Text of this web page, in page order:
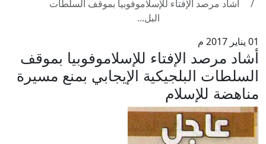
أشاد مرصد الإفتاء للإسلاموفوبيا بموقف السلطات
البل...
01 يناير 2017 م
أشاد مرصد الإفتاء للإسلاموفوبيا بموقف
السلطات البلجيكية الإيجابي بمنع مسيرة
مناهضة للإسلام